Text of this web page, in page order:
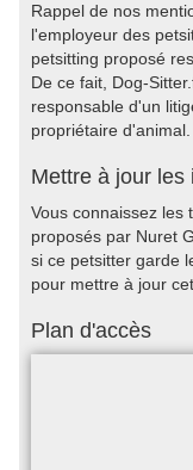
Rappel de nos
l'employeur des
petsitting proposé
De ce fait, Dog-
responsable d'un
propriétaire d'animal.
Mettre à jour les
Vous connaissez les
proposés par Nuret
si ce petsitter garde
pour mettre à jour
Plan d'accès